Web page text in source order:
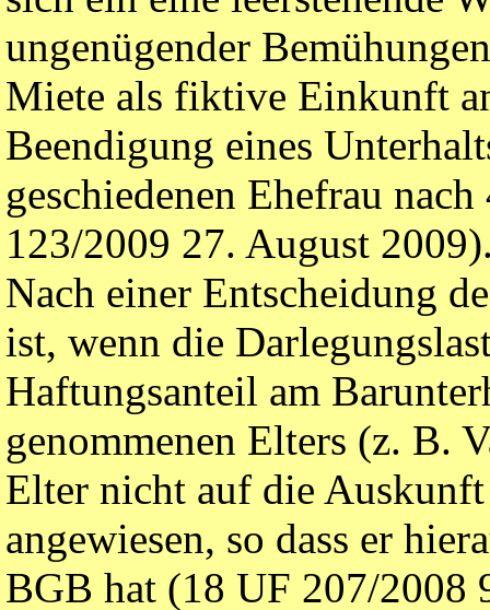
ungenügender
Miete als fiktive Einkunft
Beendigung eines
geschiedenen Ehefrau
123/2009 27. August
Nach einer Entscheidung
ist, wenn die
Haftungsanteil am
genommenen Elters (z. B.
Elter nicht auf die
angewiesen, so dass er
BGB hat (18 UF 207/2008